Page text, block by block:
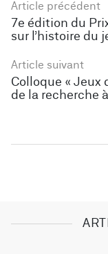
Article précédent
7e édition du
sur l’histoire du
Article suivant
Colloque « Jeux
de la recherche